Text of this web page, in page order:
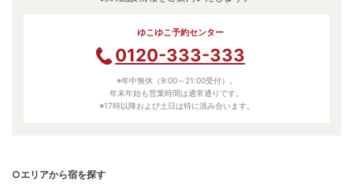
ゆこゆこ予約センター
0120-333-333
※年中無休（9:00～21:00受付）。
年末年始も営業時間は通常通りです。
※17時以降および土日は特に混み合います。
○エリアから宿を探す